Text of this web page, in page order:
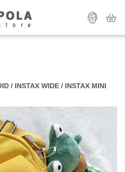
/ INSTAX WIDE / INSTAX MINI